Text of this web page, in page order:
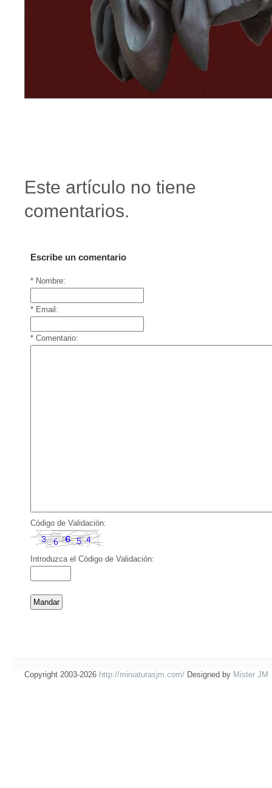
Este artículo no tiene
comentarios.
Escribe un comentario
* Nombre:
* Email:
* Comentario:
Código de Validación:
Introduzca el Código de Validación:
Copyright 2003-2026 http://miniaturasjm.com/ Designed by Mister JM